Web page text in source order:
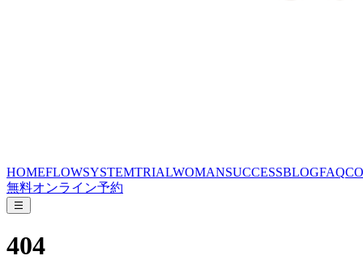
HOMEFLOWSYSTEMTRIALWOMANSUCCESSBLOGFAQ
無料オンライン予約
404